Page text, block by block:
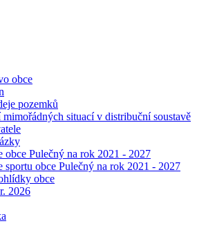
obce
pozemků
mimořádných situací v distribuční soustavě
obce Pulečný na rok 2021 - 2027
sportu obce Pulečný na rok 2021 - 2027
obce
2026